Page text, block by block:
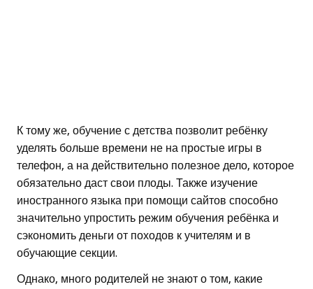
К тому же, обучение с детства позволит ребёнку
уделять больше времени не на простые игры в
телефон, а на действительно полезное дело, которое
обязательно даст свои плоды. Также изучение
иностранного языка при помощи сайтов способно
значительно упростить режим обучения ребёнка и
сэкономить деньги от походов к учителям и в
обучающие секции.
Однако, много родителей не знают о том, какие